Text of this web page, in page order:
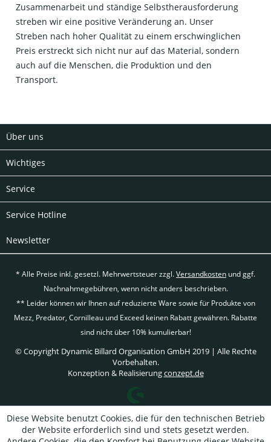
Zusammenarbeit und ständige Selbstherausforderung
streben wir eine positive Veränderung an. Unser
Streben nach hoher Qualität zu einem erschwinglichen
Preis erstreckt sich nicht nur auf das Material, sondern
auch auf die Menschen, die Produktion und den
Transport.
Über uns
Wichtiges
Service
Service Hotline
Newsletter
* Alle Preise inkl. gesetzl. Mehrwertsteuer zzgl.Versandkosten und ggf.
Nachnahmegebühren, wenn nicht anders beschrieben.
** Leider können wir Ihnen auf reduzierte Ware sowie für Produkte von
Mezz, Predator, Cornilleau und Exceed keinen Rabatt gewähren. Rabatte
sind nicht über 10% kumulierbar!
© Copyright Dynamic Billard Organisation GmbH 2019 | Alle Rechte
Vorbehalten.
Konzeption & Realisierungconzept.de
Diese Website benutzt Cookies, die für den technischen Betrieb
der Website erforderlich sind und stets gesetzt werden.